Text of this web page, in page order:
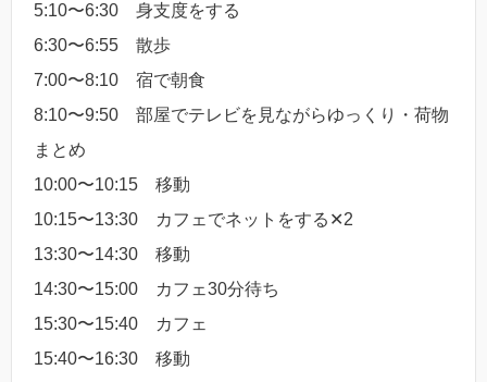
5:10〜6:30 身支度をする
6:30〜6:55 散歩
7:00〜8:10 宿で朝食
8:10〜9:50 部屋でテレビを見ながらゆっくり・荷物
まとめ
10:00〜10:15 移動
10:15〜13:30 カフェでネットをする✕2
13:30〜14:30 移動
14:30〜15:00 カフェ30分待ち
15:30〜15:40 カフェ
15:40〜16:30 移動